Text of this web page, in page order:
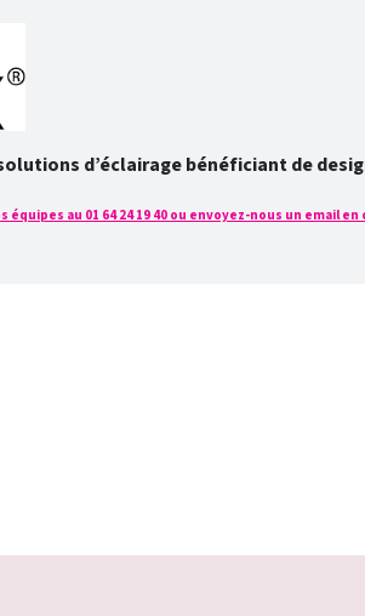
d’éclairage bénéficiant de
au 01 64 24 19 40 ou envoyez-nous un email en